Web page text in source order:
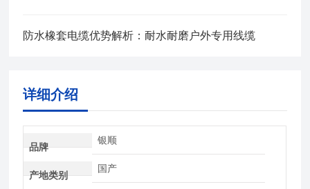
防水橡套电缆优势解析：耐水耐磨户外专用线缆
详细介绍
品牌
银顺
产地类别
国产